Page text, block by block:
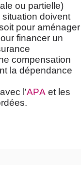
ou partielle)
doivent
pour aménager
financer un
compensation
la dépendance
l'APA et les